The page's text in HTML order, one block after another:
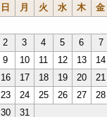
日 月 火 水 木 金
2
3 4 5 6 7
9
10 11 12 13 14
16
17 18 19 20 21
23
24 25 26 27 28
30
31